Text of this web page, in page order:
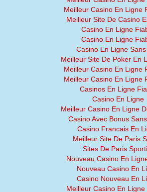
Meilleur Casino En Ligne
Meilleur Site De Casino
Casino En Ligne
Casino En Ligne
Casino En Ligne
Meilleur Site De Poker En
Meilleur Casino En Ligne
Meilleur Casino En Ligne
Casinos En Ligne
Casino En Ligne
Meilleur Casino En Ligne
Casino Avec Bonus
Casino Francais En
Meilleur Site De Paris
Sites De Paris
Nouveau Casino En
Nouveau Casino En
Casino Nouveau En
Meilleur Casino En